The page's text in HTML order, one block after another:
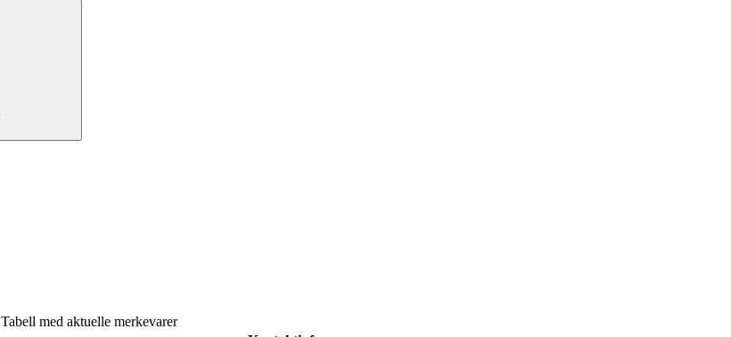
Tabell med aktuelle merkevarer